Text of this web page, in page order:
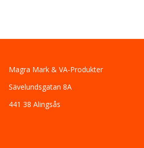
Magra Mark & VA-Produkter
Sävelundsgatan 8A
441 38 Alingsås